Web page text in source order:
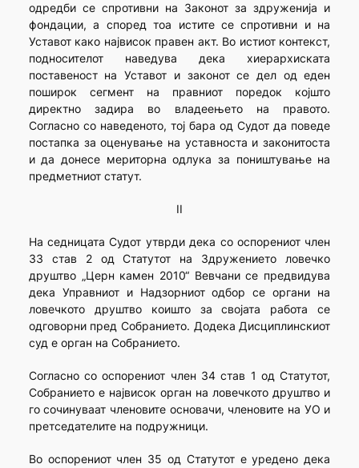
одредби се спротивни на Законот за здруженија и
фондации, а според тоа истите се спротивни и на
Уставот како највисок правен акт. Во истиот контекст,
подносителот наведува дека хиерархиската
поставеност на Уставот и законот се дел од еден
поширок сегмент на правниот поредок којшто
директно задира во владеењето на правото.
Согласно со наведеното, тој бара од Судот да поведе
постапка за оценување на уставноста и законитоста
и да донесе мериторна одлука за поништување на
предметниот статут.
II
На седницата Судот утврди дека со оспорениот член
33 став 2 од Статутот на Здружението ловечко
друштво „Церн камен 2010“ Вевчани се предвидува
дека Управниот и Надзорниот одбор се органи на
ловечкото друштво коишто за својата работа се
одговорни пред Собранието. Додека Дисциплинскиот
суд е орган на Собранието.
Согласно со оспорениот член 34 став 1 од Статутот,
Собранието е највисок орган на ловечкото друштво и
го сочинуваат членовите основачи, членовите на УО и
претседателите на подружници.
Во оспорениот член 35 од Статутот е уредено дека